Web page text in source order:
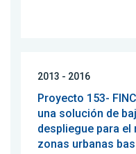
2013 - 2016
Proyecto 153-
una solución de
despliegue para el
zonas urbanas